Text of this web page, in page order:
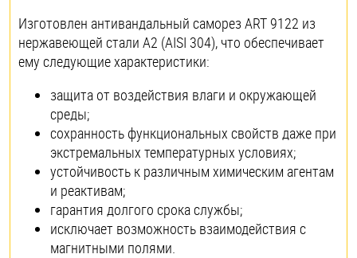
Изготовлен антивандальный саморез ART 9122 из
нержавеющей стали A2 (AISI 304), что обеспечивает
ему следующие характеристики:
защита от воздействия влаги и окружающей
среды;
сохранность функциональных свойств даже при
экстремальных температурных условиях;
устойчивость к различным химическим агентам
и реактивам;
гарантия долгого срока службы;
исключает возможность взаимодействия с
магнитными полями.